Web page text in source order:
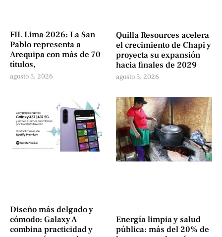
FIL Lima 2026: La San
Pablo representa a
Arequipa con más de 70
títulos,
agosto 5, 2026
Quilla Resources acelera
el crecimiento de Chapi y
proyecta su expansión
hacia finales de 2029
agosto 5, 2026
Diseño más delgado y
cómodo: Galaxy A
combina practicidad y
Energía limpia y salud
pública: más del 20% de